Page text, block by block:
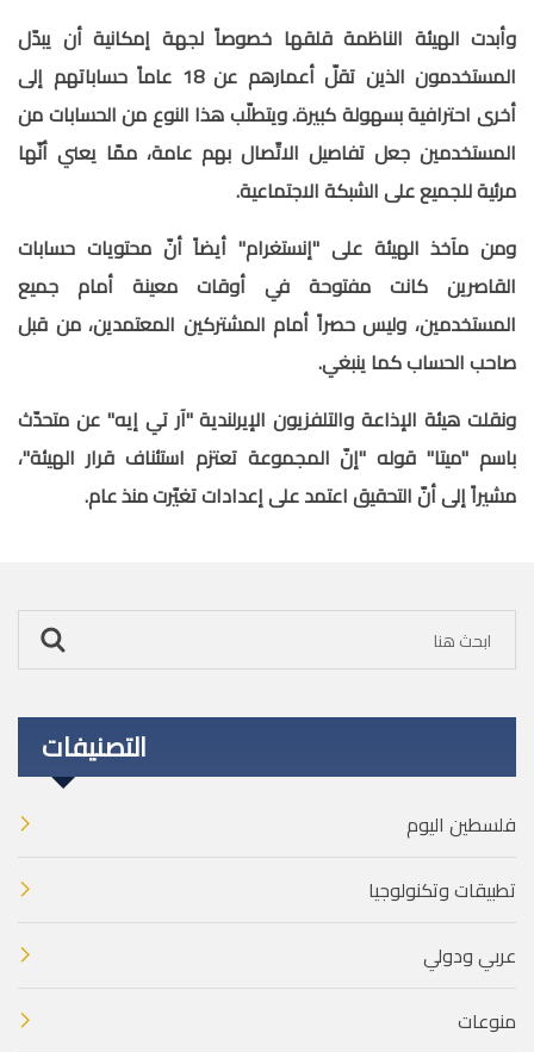
وأبدت الهيئة الناظمة قلقها خصوصاً لجهة إمكانية أن يبدّل
المستخدمون الذين تقلّ أعمارهم عن 18 عاماً حساباتهم إلى
أخرى احترافية بسهولة كبيرة. ويتطلّب هذا النوع من الحسابات من
المستخدمين جعل تفاصيل الاتّصال بهم عامة، ممّا يعني أنّها
مرئية للجميع على الشبكة الاجتماعية.
ومن مآخذ الهيئة على "إنستغرام" أيضاً أنّ محتويات حسابات
القاصرين كانت مفتوحة في أوقات معينة أمام جميع
المستخدمين، وليس حصراً أمام المشتركين المعتمدين، من قبل
صاحب الحساب كما ينبغي.
ونقلت هيئة الإذاعة والتلفزيون الإيرلندية "آر تي إيه" عن متحدّث
باسم "ميتا" قوله "إنّ المجموعة تعتزم استئناف قرار الهيئة"،
مشيراً إلى أنّ التحقيق اعتمد على إعدادات تغيّرت منذ عام.
التصنيفات
فلسطين اليوم
تطبيقات وتكنولوجيا
عربي ودولي
منوعات